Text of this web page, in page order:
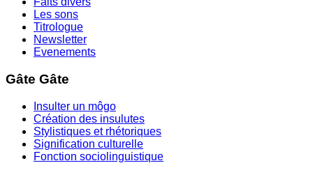
Les sons
Titrologue
Newsletter
Evenements
Gâte Gâte
Insulter un môgo
Création des insulutes
Stylistiques et rhétoriques
Signification culturelle
Fonction sociolinguistique